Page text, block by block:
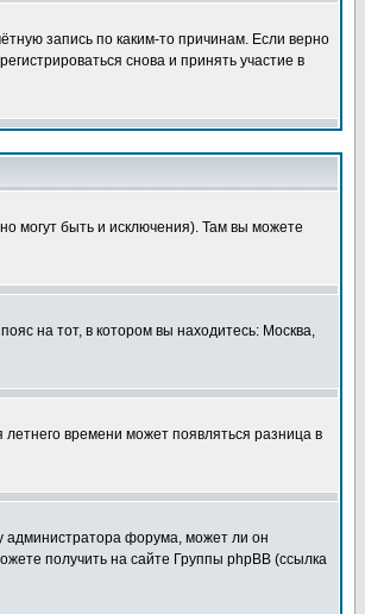
запись по каким-то причинам. Если верно
снова и принять участие в
могут быть и исключения). Там вы можете
на тот, в котором вы находитесь: Москва,
времени может появляться разница в
администратора форума, может ли он
получить на сайте Группы phpBB (ссылка